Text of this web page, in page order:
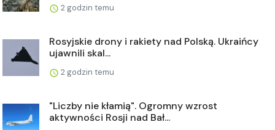
2 godzin temu
Rosyjskie drony i rakiety nad Polską. Ukraińcy
ujawnili skal...
2 godzin temu
"Liczby nie kłamią". Ogromny wzrost
aktywności Rosji nad Bał...